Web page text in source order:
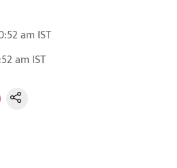
am IST
am IST